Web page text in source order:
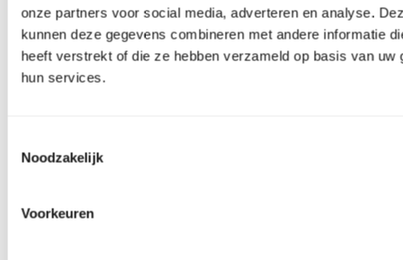
onze partners voor social media, adverteren en analyse.
kunnen deze gegevens combineren met andere informatie
heeft verstrekt of die ze hebben verzameld op basis van uw
hun services.
Noodzakelijk
Voorkeuren